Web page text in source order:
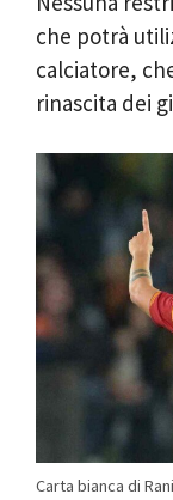
che potrà
calciatore,
rinascita dei
Carta bianca di